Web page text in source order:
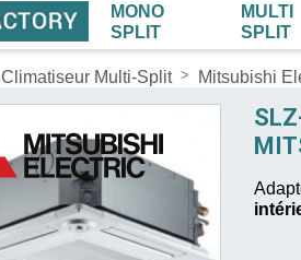
MONO
SPLIT
MULTI
SPLIT
Climatiseur Multi-Split Mitsubishi